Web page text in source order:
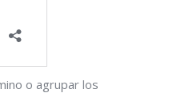
o agrupar los